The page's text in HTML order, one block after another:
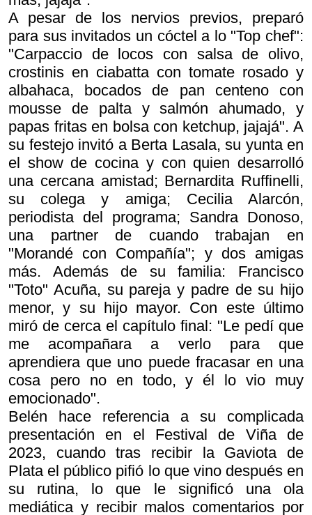
A pesar de los nervios previos, preparó
para sus invitados un cóctel a lo "Top chef":
"Carpaccio de locos con salsa de olivo,
crostinis en ciabatta con tomate rosado y
albahaca, bocados de pan centeno con
mousse de palta y salmón ahumado, y
papas fritas en bolsa con ketchup, jajajá". A
su festejo invitó a Berta Lasala, su yunta en
el show de cocina y con quien desarrolló
una cercana amistad; Bernardita Ruffinelli,
su colega y amiga; Cecilia Alarcón,
periodista del programa; Sandra Donoso,
una partner de cuando trabajan en
"Morandé con Compañía"; y dos amigas
más. Además de su familia: Francisco
"Toto" Acuña, su pareja y padre de su hijo
menor, y su hijo mayor. Con este último
miró de cerca el capítulo final: "Le pedí que
me acompañara a verlo para que
aprendiera que uno puede fracasar en una
cosa pero no en todo, y él lo vio muy
emocionado".
Belén hace referencia a su complicada
presentación en el Festival de Viña de
2023, cuando tras recibir la Gaviota de
Plata el público pifió lo que vino después en
su rutina, lo que le significó una ola
mediática y recibir malos comentarios por